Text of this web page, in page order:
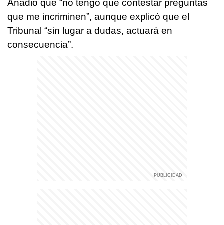
Añadió que “no tengo que contestar preguntas
que me incriminen”, aunque explicó que el
Tribunal “sin lugar a dudas, actuará en
consecuencia”.